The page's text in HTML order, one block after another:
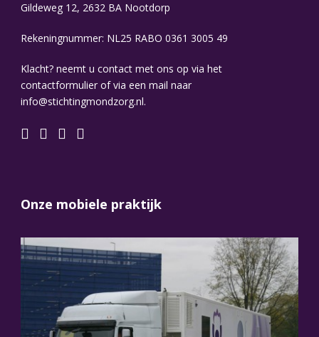
Gildeweg 12, 2632 BA Nootdorp
Rekeningnummer: NL25 RABO 0361 3005 49
Klacht? neemt u contact met ons op via het
contactformulier of via een mail naar
info@stichtingmondzorg.nl.
Onze mobiele praktijk